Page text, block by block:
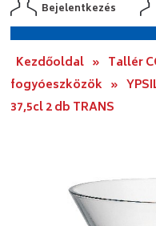
Bejelentkezés
Kezdőoldal » Tallér
fogyóeszközök »
37,5cl 2 db TRANS